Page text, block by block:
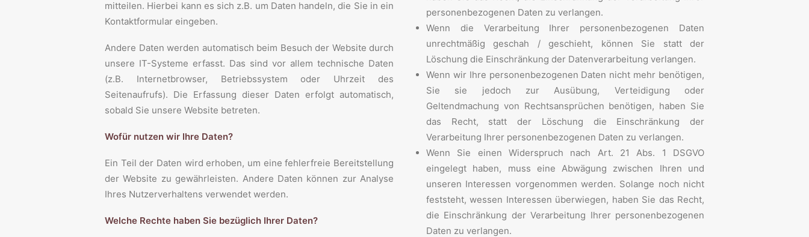
mitteilen. Hierbei kann es sich z.B. um Daten handeln, die Sie in ein
Kontaktformular eingeben.
Andere Daten werden automatisch beim Besuch der Website durch
unsere IT-Systeme erfasst. Das sind vor allem technische Daten
(z.B. Internetbrowser, Betriebssystem oder Uhrzeit des
Seitenaufrufs). Die Erfassung dieser Daten erfolgt automatisch,
sobald Sie unsere Website betreten.
Wofür nutzen wir Ihre Daten?
Ein Teil der Daten wird erhoben, um eine fehlerfreie Bereitstellung
der Website zu gewährleisten. Andere Daten können zur Analyse
Ihres Nutzerverhaltens verwendet werden.
Welche Rechte haben Sie bezüglich Ihrer Daten?
personenbezogenen Daten zu verlangen.
Wenn die Verarbeitung Ihrer personenbezogenen Daten
unrechtmäßig geschah / geschieht, können Sie statt der
Löschung die Einschränkung der Datenverarbeitung verlangen.
Wenn wir Ihre personenbezogenen Daten nicht mehr benötigen,
Sie sie jedoch zur Ausübung, Verteidigung oder
Geltendmachung von Rechtsansprüchen benötigen, haben Sie
das Recht, statt der Löschung die Einschränkung der
Verarbeitung Ihrer personenbezogenen Daten zu verlangen.
Wenn Sie einen Widerspruch nach Art. 21 Abs. 1 DSGVO
eingelegt haben, muss eine Abwägung zwischen Ihren und
unseren Interessen vorgenommen werden. Solange noch nicht
feststeht, wessen Interessen überwiegen, haben Sie das Recht,
die Einschränkung der Verarbeitung Ihrer personenbezogenen
Daten zu verlangen.